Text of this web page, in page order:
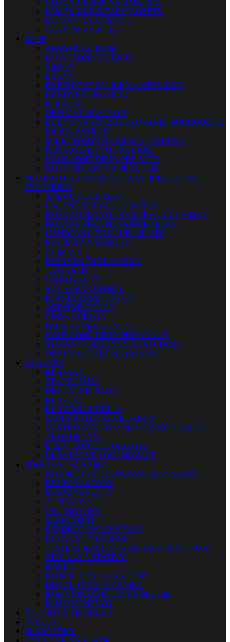
NOTOVÁ MAPA NA HMATNÍK
LEMOVANIE GITARY, ROZETY
MOTÍVY NA SNÍMAČE
CUSTOM VÝROBA
BICIE
AKUSTICKÉ BICIE
ELEKTRONICKÉ BICIE
ČINELY
BLANY
BUBENÍCKE PALIČKY A METLIČKY
HARDVÉR PRE BICIE
PERKUSIE
ORFFOVÉ NÁSTROJE
BUBNY NA POVZBUDZOVANIE, POCHODOVÉ
BICIE NÁSTROJE
MIKROFÓNY PRE BICIE A PERKUSIE
PRÍSLUŠENSTVO PRE BICIE
NÁHRADNÉ DIELY PRE BICIE
NOTY PRE BICIE A PERKUSIE
MUZIKOTERAPIA, MEDITÁCIA, JOGA, ETHNO,
EZOTERIKA
SPIEVAJÚCE MISKY
LADENÉ SPIEVAJÚCE MISKY
PRISLUŠENSTVO PRE SPIEVAJÚCE MISKY
PALIČKY PRE SPIEVAJÚCE MISKY
HANDPANY, TONGUE DRUMY
KALIMBY A SANSULY
CHIMESY
FREKVENČNÉ LADIČKY
TAM-TAMY
WIND GONGY
NALADENÉ GONGY
PLANETÁRNE GONGY
OSTATNÉ GONGY
ČÍNSKE ČINELY
PALIČKY PRE GONGY
NÁHRADNÉ DIELY PRE GONGY
STOJANY NA GONGY A TAM-TAMY
OBALY A KUFRE NA GONGY
KLÁVESY
KLÁVESY
STAGE PIÁNA
DIGITÁLNE PIÁNA
KLAVÍRE
KLAVÍRNE KRÍDLA
MIDI MASTER KEYBOARDY
SYNTETIZÁTORY A PRACOVNÉ STANICE
AKORDEÓNY
ELEKTRONICKÉ ORGANY
KLÁVESOVÉ ZOSILŇOVAČE
PÓDIOVÁ TECHNIKA
KOMPLETNÉ OZVUČOVACIE SYSTÉMY
REPRODUKTORY
MIXÁŽNE PULTY
ZOSILŇOVAČE
CROSSOVERY
MIKROFÓNY
BEZDRÔTOVÉ SYSTÉMY
IN-EAR MONITORING
TESTERY KÁBLOV A MERACIE PRÍSTROJE
STOJANY A STATÍVY
KÁBLE
KONEKTORY A ADAPTÉRY
INŠTALAČNÁ TECHNIKA
KOMUNIKAČNÉ TECHNOLÓGIE
PRÍSLUŠENSTVO
ŠTÚDIOVÁ TECHNIKA
SVETLÁ
MIKROFÓNY
DYCHOVÉ NÁSTROJE